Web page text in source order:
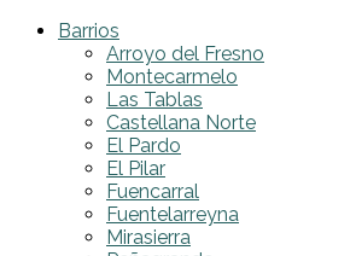
Barrios
Arroyo del Fresno
Montecarmelo
Las Tablas
Castellana Norte
El Pardo
El Pilar
Fuencarral
Fuentelarreyna
Mirasierra